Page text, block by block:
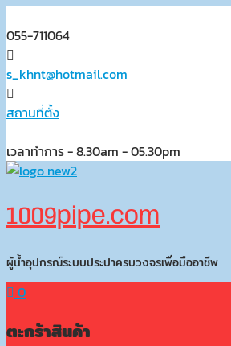
to
content
055-711064
s_khnt@hotmail.com
สถานที่ตั้ง
เวลาทำการ - 8.30am - 05.30pm
1009pipe.com
ผู้น้ำอุปกรณ์ระบบประปาครบวงจรเพื่อมืออาชีพ
0
ตะกร้าสินค้า